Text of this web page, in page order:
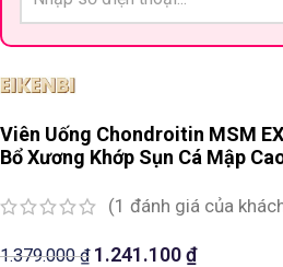
Viên Uống Chondroitin MSM
Bổ Xương Khớp Sụn Cá Mập
(1 đánh giá của
1.379.000₫ 1.241.100₫